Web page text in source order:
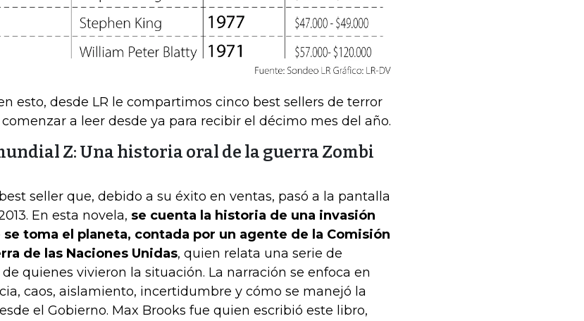
esto, desde LR le compartimos cinco best sellers de terror
a leer desde ya para recibir el décimo mes del año.
Z: Una historia oral de la guerra Zombi
seller que, debido a su éxito en ventas, pasó a la pantalla
En esta novela, se cuenta la historia de una invasión
toma el planeta, contada por un agente de la Comisión
de las Naciones Unidas, quien relata una serie de
quienes vivieron la situación. La narración se enfoca en
caos, aislamiento, incertidumbre y cómo se manejó la
el Gobierno. Max Brooks fue quien escribió este libro,